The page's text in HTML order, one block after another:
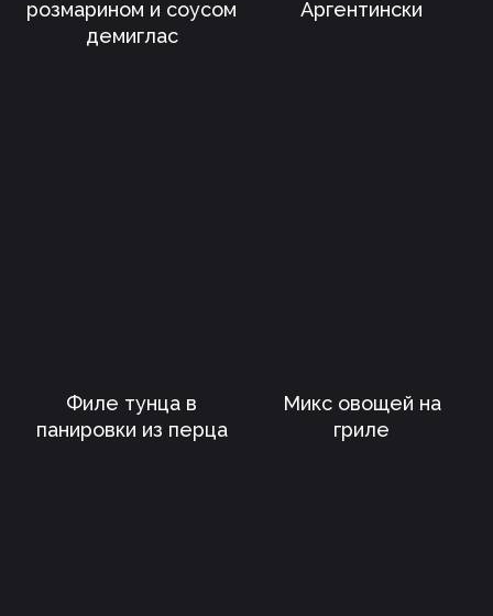
розмарином и соусом
демиглас
Аргентински
Филе тунца в
панировки из перца
Микс овощей на
гриле